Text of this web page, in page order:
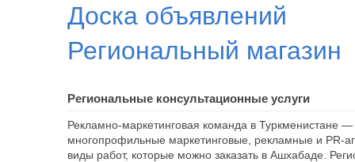
Доска объявлений
Региональный магазин
Региональные консультационные услуги
Рекламно-маркетинговая команда в Туркменистане —
многопрофильные маркетинговые, рекламные и PR-
виды работ, которые можно заказать в Ашхабаде.